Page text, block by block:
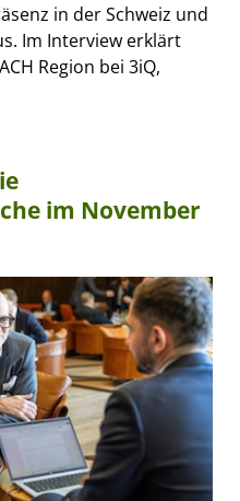
in der Schweiz und
Im Interview erklärt
Region bei 3iQ,
im November